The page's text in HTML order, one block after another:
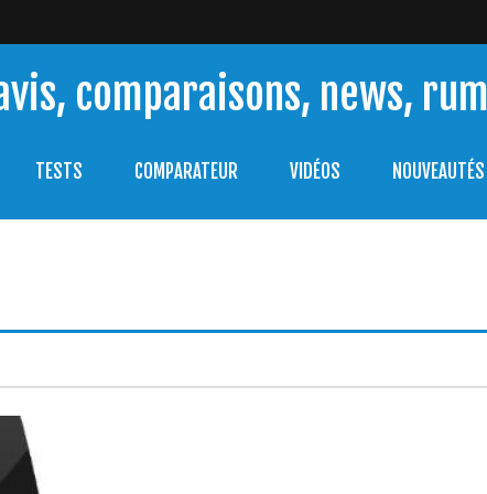
comparaisons, news,
TESTS COMPARATEUR VIDÉOS NOUVEAUTÉS